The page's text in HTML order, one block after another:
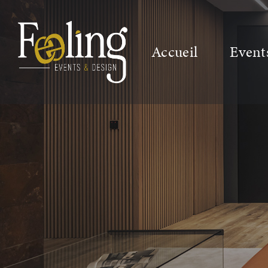
Accueil